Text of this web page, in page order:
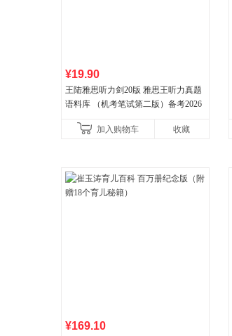
¥19.90
王陆雅思听力剑20版 雅思王听力真题
语料库 （机考笔试第二版）备考2026
新增在
加入购物车 收藏
¥169.10